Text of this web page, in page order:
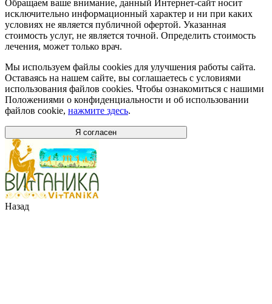
Обращаем ваше внимание, данный Интернет-сайт носит
исключительно информационный характер и ни при каких
условиях не является публичной офертой. Указанная
стоимость услуг, не является точной. Определить стоимость
лечения, может только врач.
Мы используем файлы cookies для улучшения работы сайта.
Оставаясь на нашем сайте, вы соглашаетесь с условиями
использования файлов cookies. Чтобы ознакомиться с нашими
Положениями о конфиденциальности и об использовании
файлов cookie, нажмите здесь.
Я согласен
Назад